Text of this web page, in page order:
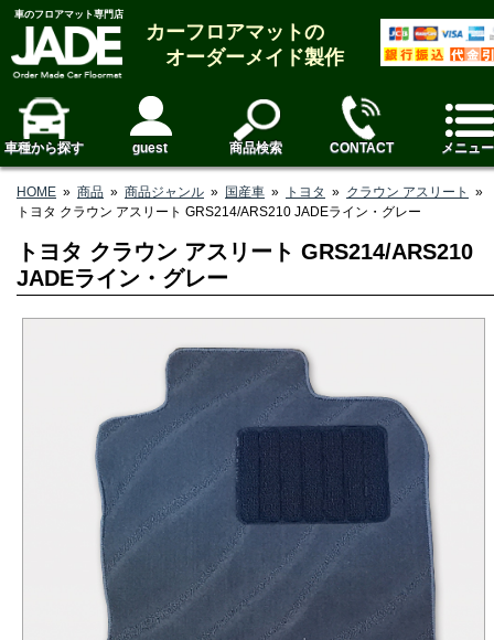
車のフロアマット専門店
カーフロアマットの
オーダーメイド製作
車種から探す guest 商品検索 CONTACT メニュー
HOME » 商品 » 商品ジャンル » 国産車 » トヨタ » クラウン アスリート
»
トヨタ クラウン アスリート GRS214/ARS210 JADEライン・グレー
トヨタ クラウン アスリート GRS214/ARS210
JADEライン・グレー